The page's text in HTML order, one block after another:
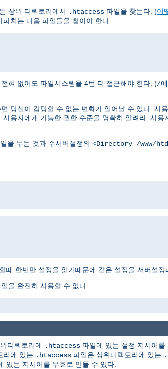
상위 디렉토리에서 .htaccess 파일을 찾는다. (어
치는 다음 파일들을 찾아야 한다.
혀 없어도 파일시스템을 4번 더 접근해야 한다. (/
당신이 감당할 수 없는 변화가 일어날 수 있다. 사
용자에게 가능한 권한 수준을 명확히 알려라. 사용
을 두는 것과 주서버설정의 <Directory /www/
때 한번만 설정을 읽기때문에 같은 설정을 서버설
을 완전히 사용할 수 없다.
디렉토리에 .htaccess 파일에 있는 설정 지시어
리에 있는 .htaccess 파일은 상위디렉토리에 있는
있는 지시어를 무효로 만들 수 있다.